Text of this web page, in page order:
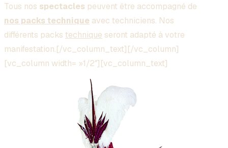
Tous nos spectacles peuvent être accompagné de
nos packs technique avec techniciens. Nos
différents packs technique seront adapté à votre
manifestation.[/vc_column_text][/vc_column]
[vc_column width= »1/2″][vc_column_text]